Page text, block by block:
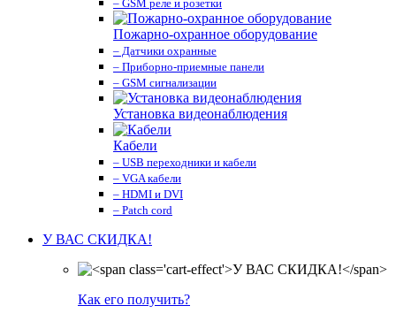
– GSM реле и розетки
Пожарно-охранное оборудование
– Датчики охранные
– Приборно-приемные панели
– GSM сигнализации
Установка видеонаблюдения
Кабели
– USB переходники и кабели
– VGA кабели
– HDMI и DVI
– Patch cord
У ВАС СКИДКА!
Как его получить?